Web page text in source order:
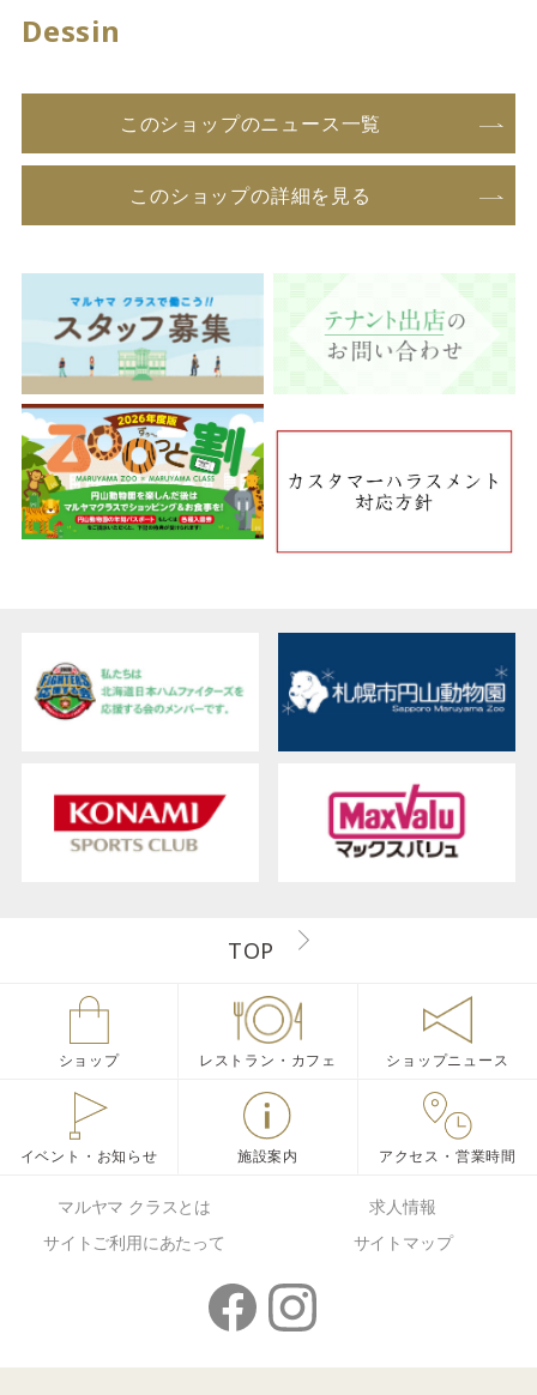
Dessin
このショップのニュース一覧
このショップの詳細を見る
TOP
ショップ レストラン・カフェ ショップニュース
イベント・お知らせ 施設案内 アクセス・営業時間
マルヤマ クラスとは
求人情報
サイトご利用にあたって
サイトマップ